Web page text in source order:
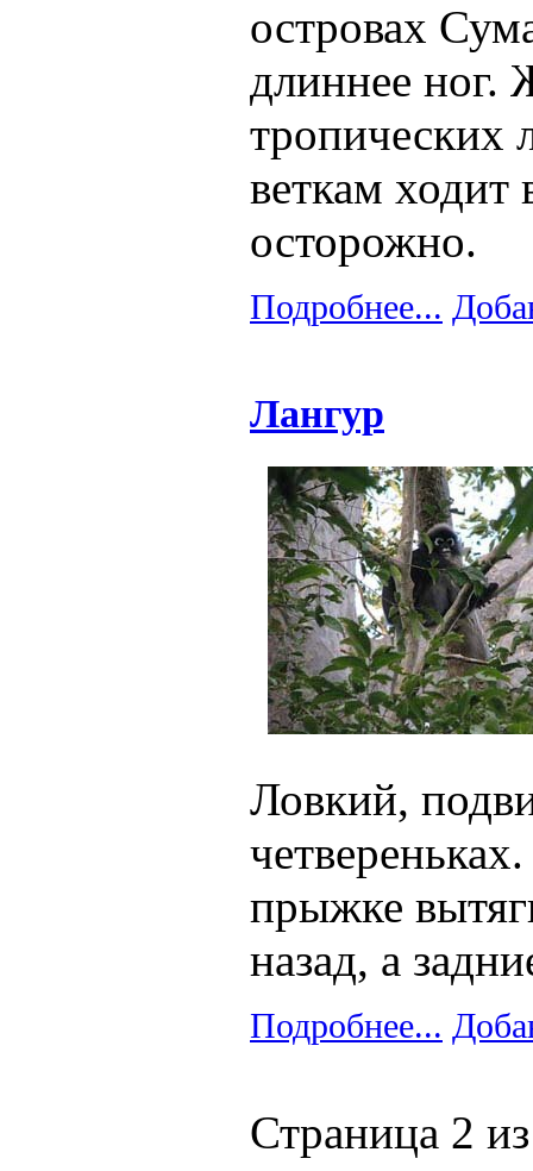
островах
длиннее ног.
тропических
веткам
осторожно.
Подробнее...
Лангур
Ловкий,
прыжке
назад, а
Подробнее...
Страница 2